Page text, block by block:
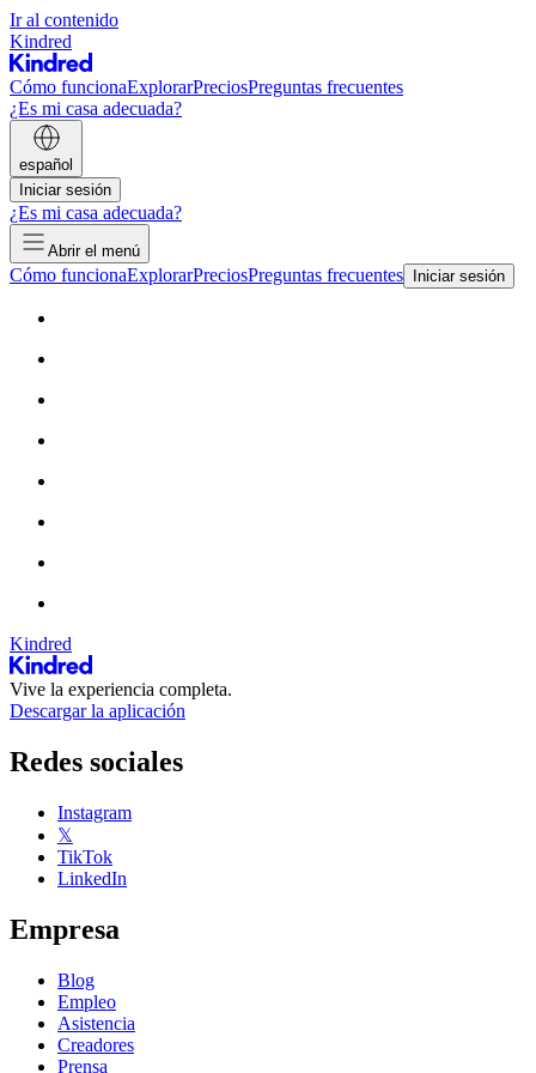
Ir al contenido
Kindred
Cómo funcionaExplorarPreciosPreguntas frecuentes
¿Es mi casa adecuada?
español
Iniciar sesión
¿Es mi casa adecuada?
Abrir el menú
Cómo funcionaExplorarPreciosPreguntas frecuentes Iniciar sesión
Kindred
Vive la experiencia completa.
Descargar la aplicación
Redes sociales
Instagram
𝕏
TikTok
LinkedIn
Empresa
Blog
Empleo
Asistencia
Creadores
Prensa